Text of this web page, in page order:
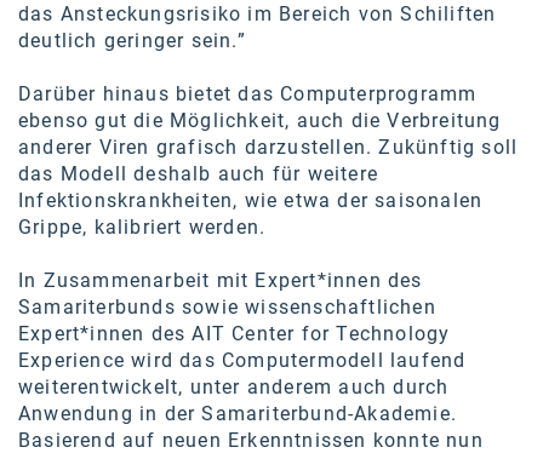
das Ansteckungsrisiko im Bereich von Schiliften
deutlich geringer sein.”
Darüber hinaus bietet das Computerprogramm
ebenso gut die Möglichkeit, auch die Verbreitung
anderer Viren grafisch darzustellen. Zukünftig soll
das Modell deshalb auch für weitere
Infektionskrankheiten, wie etwa der saisonalen
Grippe, kalibriert werden.
In Zusammenarbeit mit Expert*innen des
Samariterbunds sowie wissenschaftlichen
Expert*innen des AIT Center for Technology
Experience wird das Computermodell laufend
weiterentwickelt, unter anderem auch durch
Anwendung in der Samariterbund-Akademie.
Basierend auf neuen Erkenntnissen konnte nun